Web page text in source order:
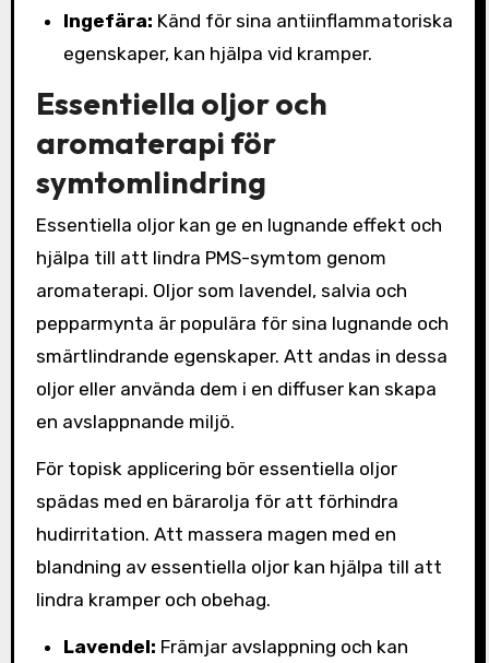
Ingefära: Känd för sina antiinflammatoriska
egenskaper, kan hjälpa vid kramper.
Essentiella oljor och
aromaterapi för
symtomlindring
Essentiella oljor kan ge en lugnande effekt och
hjälpa till att lindra PMS-symtom genom
aromaterapi. Oljor som lavendel, salvia och
pepparmynta är populära för sina lugnande och
smärtlindrande egenskaper. Att andas in dessa
oljor eller använda dem i en diffuser kan skapa
en avslappnande miljö.
För topisk applicering bör essentiella oljor
spädas med en bärarolja för att förhindra
hudirritation. Att massera magen med en
blandning av essentiella oljor kan hjälpa till att
lindra kramper och obehag.
Lavendel: Främjar avslappning och kan